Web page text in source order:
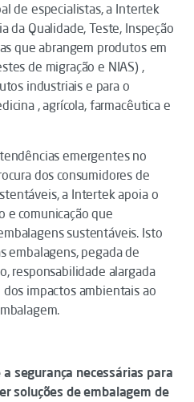
de especialistas, a Intertek
da Qualidade, Teste, Inspeção
que abrangem produtos em
de migração e NIAS) ,
industriais e para o
, agrícola, farmacêutica e
emergentes no
dos consumidores de
a Intertek apoia o
e comunicação que
sustentáveis. Isto
embalagens, pegada de
responsabilidade alargada
impactos ambientais ao
segurança necessárias para
soluções de embalagem de